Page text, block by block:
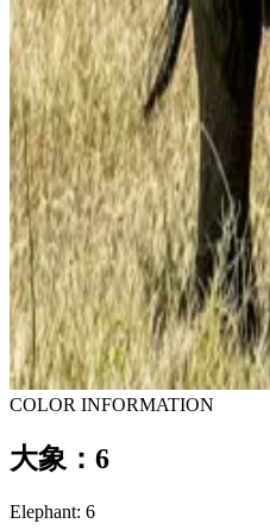
COLOR INFORMATION
大象：6
Elephant: 6